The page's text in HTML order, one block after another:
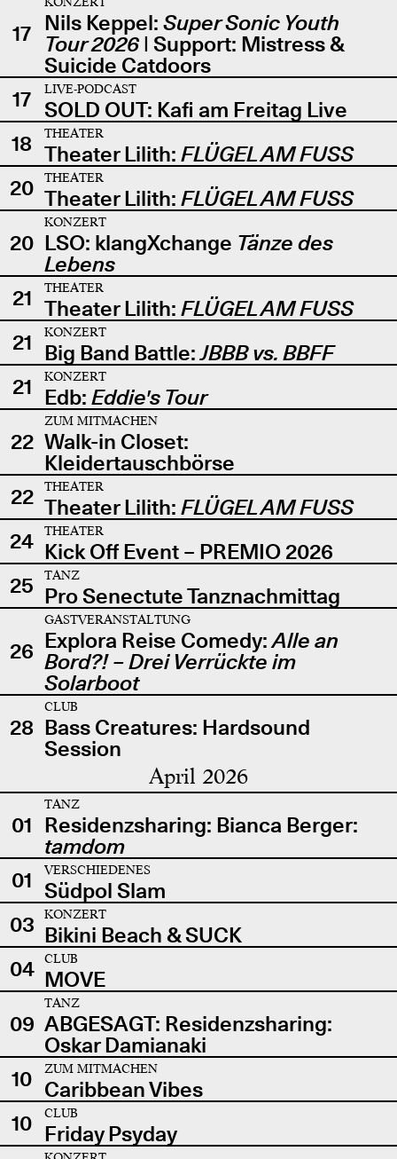
17 Nils Keppel: Super Sonic Youth
Tour 2026| Support: Mistress &
Suicide Catdoors
17
LIVE-PODCAST
SOLD OUT: Kafi am Freitag Live
18
THEATER
Theater Lilith: FLÜGEL AM FUSS
20
THEATER
Theater Lilith: FLÜGEL AM FUSS
20
KONZERT
LSO: klangXchange Tänze des
Lebens
21
THEATER
Theater Lilith: FLÜGEL AM FUSS
21
KONZERT
Big Band Battle:JBBB vs. BBFF
21
KONZERT
Edb: Eddie's Tour
22
ZUM MITMACHEN
Walk-in Closet:
Kleidertauschbörse
22
THEATER
Theater Lilith: FLÜGEL AM FUSS
24
THEATER
Kick Off Event – PREMIO 2026
25
TANZ
Pro Senectute Tanznachmittag
26
GASTVERANSTALTUNG
Explora Reise Comedy:Alle an
Bord?! – Drei Verrückte im
Solarboot
28
CLUB
Bass Creatures: Hardsound
Session
April 2026
01
TANZ
Residenzsharing: Bianca Berger:
tamdom
01
VERSCHIEDENES
Südpol Slam
03
KONZERT
Bikini Beach & SUCK
04
CLUB
MOVE
09
TANZ
ABGESAGT: Residenzsharing:
Oskar Damianaki
10
ZUM MITMACHEN
Caribbean Vibes
10
CLUB
Friday Psyday